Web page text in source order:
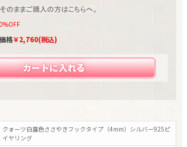
格￥2,760(税込)
カートに入れる
クォーツ白露色ささやきフックタイプ（4mm）シルバー925ピ
イヤリング